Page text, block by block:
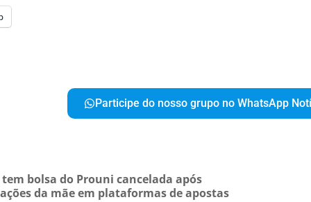
Participe do nosso grupo no WhatsApp
bolsa do Prouni cancelada após
da mãe em plataformas de apostas